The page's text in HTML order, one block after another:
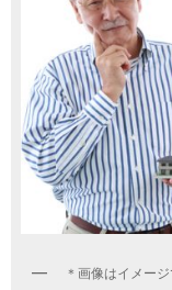
＊画像はイメー